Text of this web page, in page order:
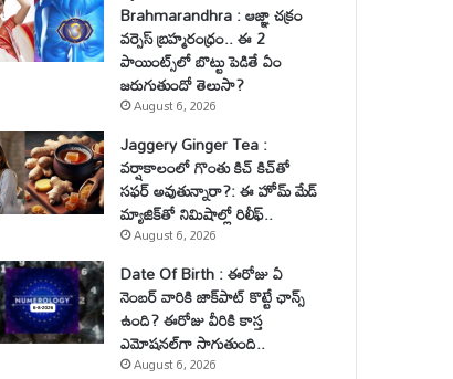
Brahmarandhra : ఆజ్ఞా చక్రం
వర్సెస్ బ్రహ్మరంధ్రం.. ఈ 2
పాయింట్స్‌లో బొట్టు పెడితే ఏం
జరుగుతుందో తెలుసా?
August 6, 2026
Jaggery Ginger Tea :
వర్షాకాలంలో గొంతు కిచ్ కిచ్‌తో
సఫర్ అవుతున్నారా?: ఈ హోమ్ మేడ్
మ్యాజిక్‌తో నిమిషాల్లో రిలీఫ్..
August 6, 2026
Date Of Birth : ఈరోజు ఏ
నెంబర్ వారికి జాక్‌పాట్ కొట్టే ఛాన్స్
ఉంది? ఈరోజు వీరికి కాస్త
ఎమోషనల్‌గా సాగుతుంది..
August 6, 2026